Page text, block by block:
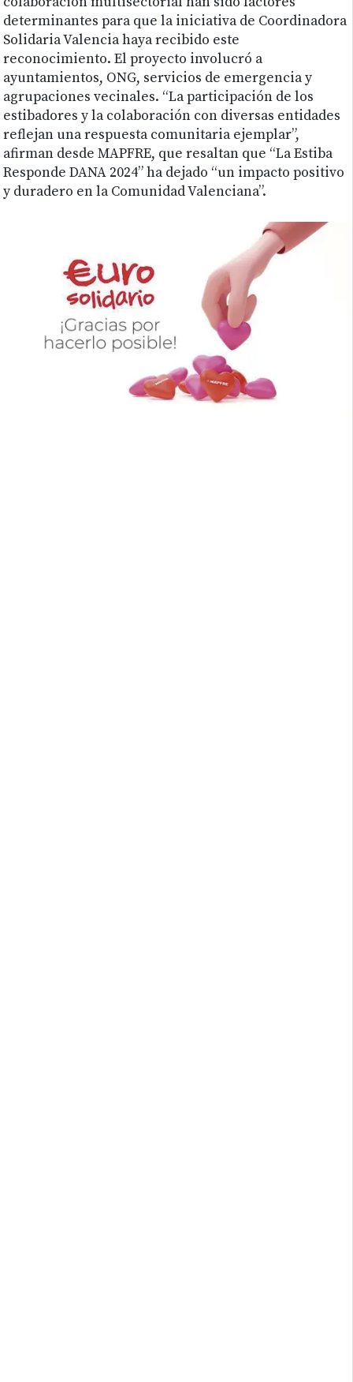
determinantes para que la iniciativa de Coordinadora
Solidaria Valencia haya recibido este
reconocimiento. El proyecto involucró a
ayuntamientos, ONG, servicios de emergencia y
agrupaciones vecinales. “La participación de los
estibadores y la colaboración con diversas entidades
reflejan una respuesta comunitaria ejemplar”,
afirman desde MAPFRE, que resaltan que “La Estiba
Responde DANA 2024” ha dejado “un impacto positivo
y duradero en la Comunidad Valenciana”.